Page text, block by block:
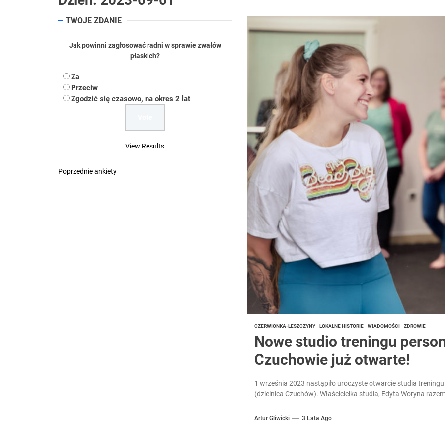
Uwaga Dębieńsko – woda nieprzydatna do spożycia!!!
Dość komentowania kolejnych afer w ochronie zdrowia — czas zacząć mówić o
CZERWIONKA-LESZCZYNY LOKALNE HISTORIE WIADOMOŚCI ZDROWIE
Nowe studio treningu
Czuchowie już otwarte!
1 września 2023 nastąpiło uroczyste otwarcie studia
Artur Gliwicki 3 Lata Ago
TWOJE ZDANIE
Jak powinni zagłosować radni w sprawie zwałów
płaskich?
Za
Przeciw
Zgodzić się czasowo, na okres 2 lat
View Results
Poprzednie ankiety